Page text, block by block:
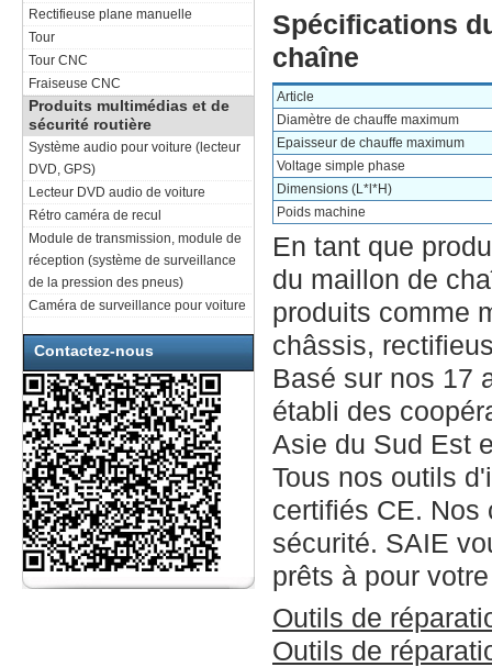
Rectifieuse plane manuelle
Tour
Tour CNC
Fraiseuse CNC
Produits multimédias et de
sécurité routière
Système audio pour voiture (lecteur
DVD, GPS)
Lecteur DVD audio de voiture
Rétro caméra de recul
Module de transmission, module de
réception (système de surveillance
de la pression des pneus)
Caméra de surveillance pour voiture
Contactez-nous
Spécifications
chaîne
Article
Diamètre de chauffe maximum
Epaisseur de chauffe maximum
Voltage simple phase
Dimensions (L*l*H)
Poids machine
En tant que
du maillon de
produits comme
châssis,
Basé sur nos 17
établi des
Asie du Sud Est
Tous nos outils
certifiés CE. Nos
sécurité. SAIE
prêts à pour
Outils de
Outils de